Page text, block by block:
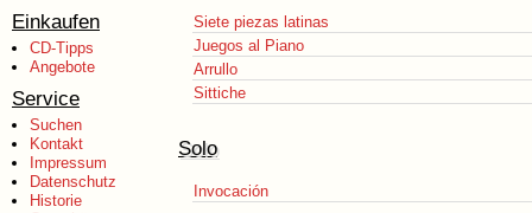
Einkaufen
CD-Tipps
Angebote
Service
Suchen
Kontakt
Impressum
Datenschutz
Historie
Siete piezas latinas
Juegos al Piano
Arrullo
Sittiche
Solo
Invocación